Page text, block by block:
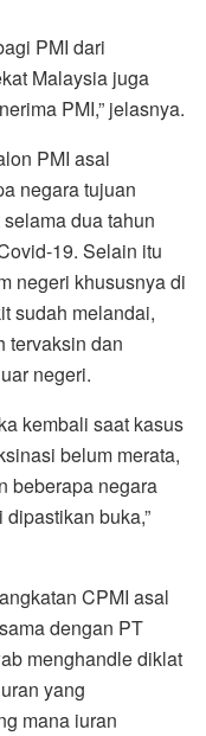
PMI dari
Malaysia juga
PMI,” jelasnya.
PMI asal
negara tujuan
dua tahun
19. Selain itu
negeri khususnya di
sudah melandai,
tervaksin dan
negeri.
kembali saat kasus
belum merata,
beberapa negara
buka,”
CPMI asal
dengan PT
menghandle diklat
yang
mana iuran